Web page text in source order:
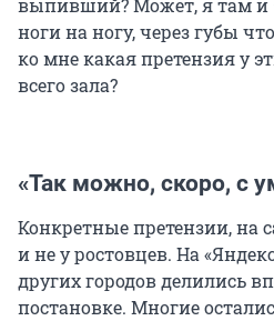
выпивший? Может, я там и
ноги на ногу, через губы
ко мне какая претензия у
всего зала?
«Так можно, скоро, с
Конкретные претензии, на
и не у ростовцев. На
других городов делились
постановке. Многие